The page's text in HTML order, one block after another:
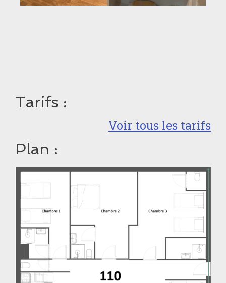
Tarifs :
Voir tous les tarifs
Plan :